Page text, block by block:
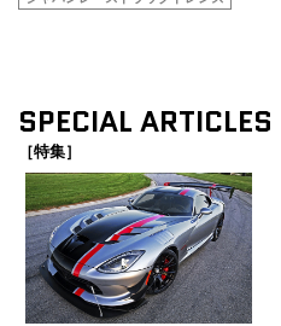
SPECIAL ARTICLES
［特集］